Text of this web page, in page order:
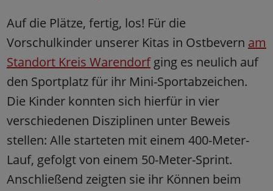
Auf die Plätze, fertig, los! Für die
Vorschulkinder unserer Kitas in Ostbevern am
Standort Kreis Warendorfging es neulich auf
den Sportplatz für ihr Mini-Sportabzeichen.
Die Kinder konnten sich hierfür in vier
verschiedenen Disziplinen unter Beweis
stellen: Alle starteten mit einem 400-Meter-
Lauf, gefolgt von einem 50-Meter-Sprint.
Anschließend zeigten sie ihr Können beim